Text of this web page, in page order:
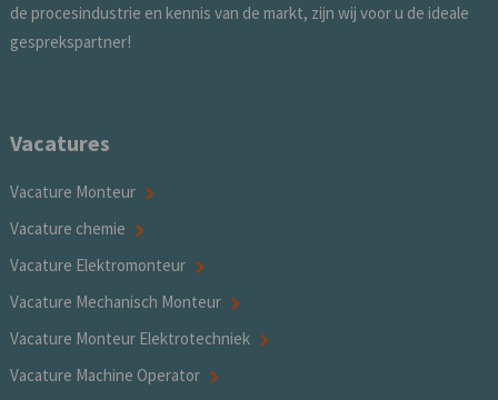
de procesindustrie en kennis van de markt, zijn wij voor u de ideale
gesprekspartner!
Vacatures
Vacature Monteur
Vacature chemie
Vacature Elektromonteur
Vacature Mechanisch Monteur
Vacature Monteur Elektrotechniek
Vacature Machine Operator